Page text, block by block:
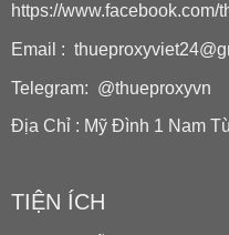
https://www.facebook.com/
Email :
Telegram: @thueproxyvn
Địa Chỉ : Mỹ Đình 1 Nam
TIỆN ÍCH